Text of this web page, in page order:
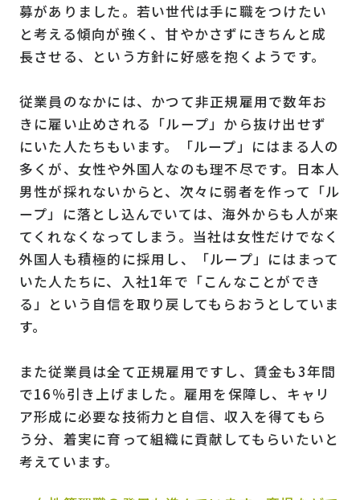
募がありました。若い世代は手に職をつけたい
と考える傾向が強く、甘やかさずにきちんと成
長させる、という方針に好感を抱くようです。
従業員のなかには、かつて非正規雇用で数年お
きに雇い止めされる「ループ」から抜け出せず
にいた人たちもいます。「ループ」にはまる人の
多くが、女性や外国人なのも理不尽です。日本人
男性が採れないからと、次々に弱者を作って「ル
ープ」に落とし込んでいては、海外からも人が来
てくれなくなってしまう。当社は女性だけでなく
外国人も積極的に採用し、「ループ」にはまって
いた人たちに、入社1年で「こんなことができ
る」という自信を取り戻してもらおうとしていま
す。
また従業員は全て正規雇用ですし、賃金も3年間
で16％引き上げました。雇用を保障し、キャリ
ア形成に必要な技術力と自信、収入を得てもら
う分、着実に育って組織に貢献してもらいたいと
考えています。